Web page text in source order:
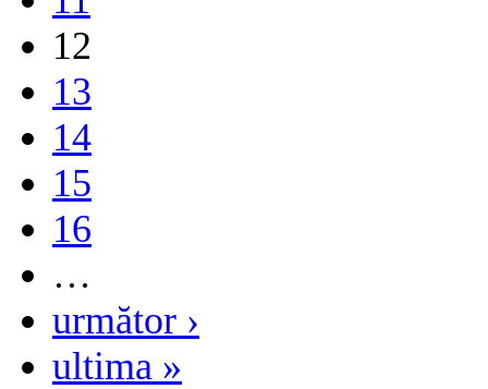
12
13
14
15
16
…
următor ›
ultima »